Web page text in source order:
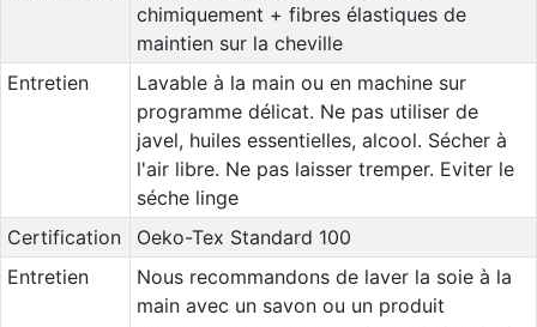
chimiquement + fibres élastiques de
maintien sur la cheville
Entretien
Lavable à la main ou en machine sur
programme délicat. Ne pas utiliser de
javel, huiles essentielles, alcool. Sécher à
l'air libre. Ne pas laisser tremper. Eviter le
séche linge
Certification
Oeko-Tex Standard 100
Entretien
Nous recommandons de laver la soie à la
main avec un savon ou un produit